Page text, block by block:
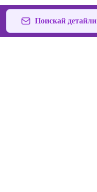
Поискай детайли